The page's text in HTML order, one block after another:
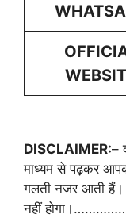
DISCLAIMER:–
माध्यम से पढ़कर
गलती नजर आती हैं।
नहीं